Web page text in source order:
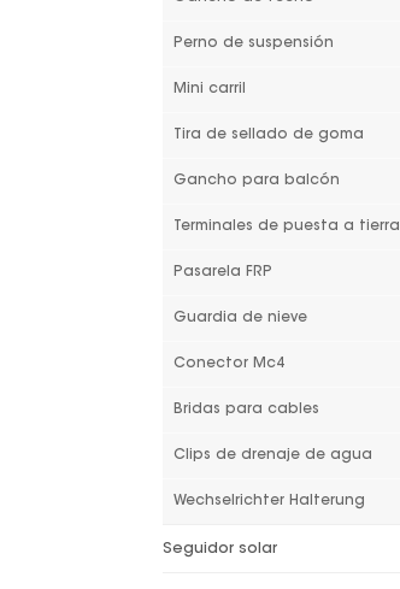
Perno de suspensión
Mini carril
Tira de sellado de goma
Gancho para balcón
Terminales de puesta a tierra
Pasarela FRP
Guardia de nieve
Conector Mc4
Bridas para cables
Clips de drenaje de agua
Wechselrichter Halterung
Seguidor solar